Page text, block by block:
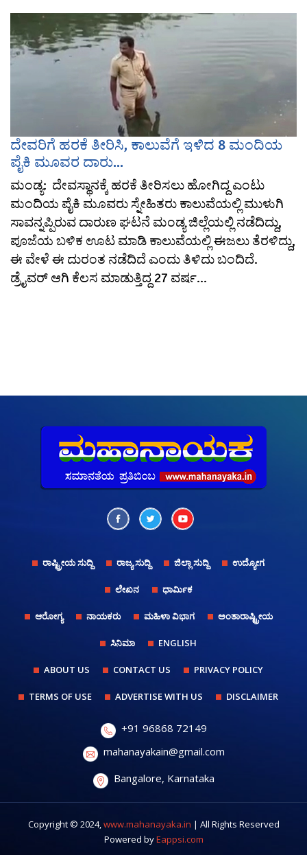
ದೇವರಿಗೆ ಹರಕೆ ತೀರಿಸಿ, ಕಾಲುವೆಗೆ ಇಳಿದ 8 ಮಂದಿಯ
ಪೈಕಿ ಮೂವರ ದಾರು...
ಮಂಡ್ಯ: ದೇವಸ್ಥಾನಕ್ಕೆ ಹರಕೆ ತೀರಿಸಲು ಹೋಗಿದ್ದ ಎಂಟು
ಮಂದಿಯ ಪೈಕಿ ಮೂವರು ಸ್ನೇಹಿತರು ಕಾಲುವೆಯಲ್ಲಿ ಮುಳುಗಿ
ಸಾವನ್ನಪ್ಪಿರುವ ದಾರುಣ ಘಟನೆ ಮಂಡ್ಯ ಜಿಲ್ಲೆಯಲ್ಲಿ ನಡೆದಿದ್ದು,
ಪೂಜೆಯ ಬಳಿಕ ಊಟ ಮಾಡಿ ಕಾಲುವೆಯಲ್ಲಿ ಈಜಲು ತೆರಳಿದ್ದು,
ಈ ವೇಳೆ ಈ ದುರಂತ ನಡೆದಿದೆ ಎಂದು ತಿಳಿದು ಬಂದಿದೆ.
ಡ್ರೈವರ್ ಆಗಿ ಕೆಲಸ ಮಾಡುತ್ತಿದ್ದ 27 ವರ್ಷ...
ರಾಷ್ಟ್ರೀಯ ಸುದ್ದಿ ರಾಜ್ಯ ಸುದ್ದಿ ಜಿಲ್ಲಾ ಸುದ್ದಿ ಉದ್ಯೋಗ
ಲೇಖನ ಧಾರ್ಮಿಕ
ಆರೋಗ್ಯ ನಾಯಕರು ಮಹಿಳಾ ವಿಭಾಗ ಅಂತಾರಾಷ್ಟ್ರೀಯ
ಸಿನಿಮಾ ENGLISH
ABOUT US CONTACT US PRIVACY POLICY
TERMS OF USE ADVERTISE WITH US DISCLAIMER
+91 96868 72149
mahanayakain@gmail.com
Bangalore, Karnataka
Copyright © 2024,www.mahanayaka.in | All Rights Reserved
Powered byEappsi.com